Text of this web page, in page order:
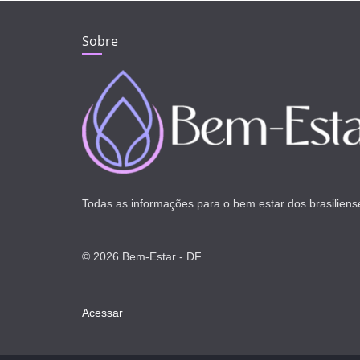
Sobre
Todas as informações para o bem estar dos
© 2026 Bem-Estar - DF
Acessar